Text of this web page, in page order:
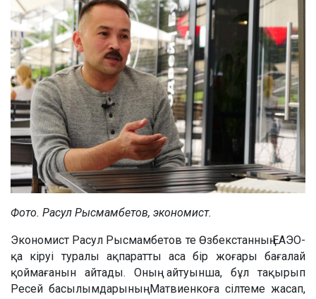
Фото. Расул Рысмамбетов, экономист.
Экономист Расул Рысмамбетов те Өзбекстанның ЕАЭО-
қа кіруі туралы ақпаратты аса бір жоғары бағалай
қоймағанын айтады. Оның айтуынша, бұл тақырып
Ресей басылымдарының Матвиенкоға сілтеме жасап,